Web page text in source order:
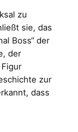
zu
sie, das
Boss“ der
der
zur
dass